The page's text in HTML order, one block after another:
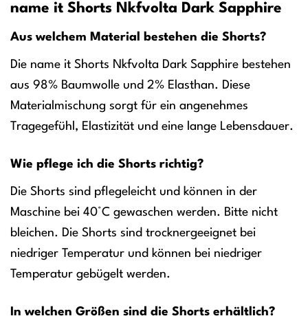
name it Shorts Nkfvolta Dark Sapphire
Aus welchem Material bestehen die Shorts?
Die name it Shorts Nkfvolta Dark Sapphire bestehen
aus 98% Baumwolle und 2% Elasthan. Diese
Materialmischung sorgt für ein angenehmes
Tragegefühl, Elastizität und eine lange Lebensdauer.
Wie pflege ich die Shorts richtig?
Die Shorts sind pflegeleicht und können in der
Maschine bei 40°C gewaschen werden. Bitte nicht
bleichen. Die Shorts sind trocknergeeignet bei
niedriger Temperatur und können bei niedriger
Temperatur gebügelt werden.
In welchen Größen sind die Shorts erhältlich?